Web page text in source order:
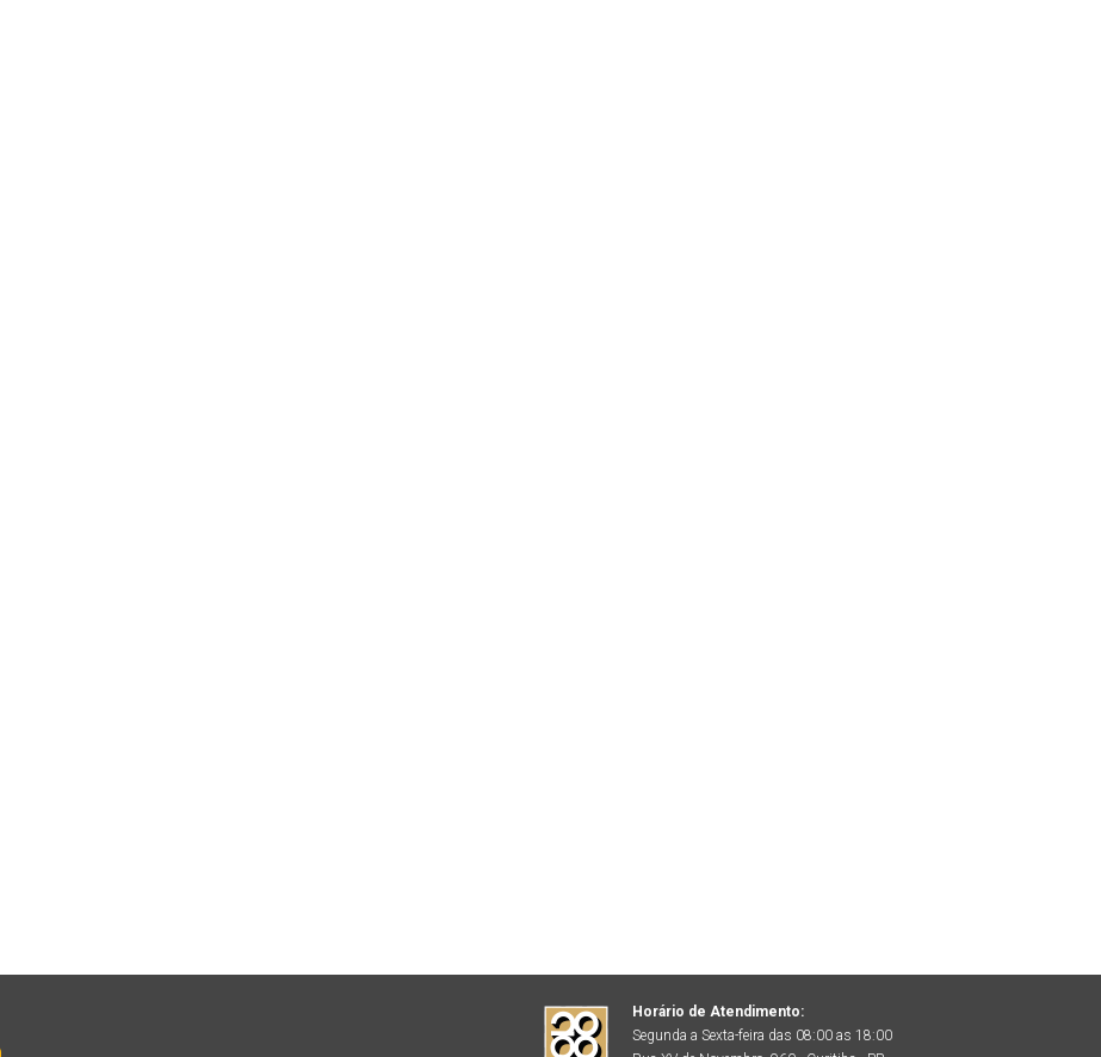
Horário de Atendimento:
Segunda a Sexta-feira das 08:00 as 18:00